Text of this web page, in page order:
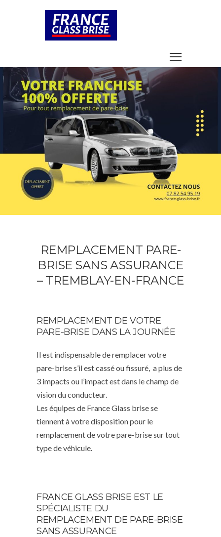
REMPLACEMENT PARE-
BRISE SANS ASSURANCE
– TREMBLAY-EN-FRANCE
REMPLACEMENT DE VOTRE
PARE-BRISE DANS LA JOURNÉE
Il est indispensable de remplacer votre
pare-brise s’il est cassé ou fissuré, a plus de
3 impacts ou l’impact est dans le champ de
vision du conducteur.
Les équipes de France Glass brise se
tiennent à votre disposition pour le
remplacement de votre pare-brise sur tout
type de véhicule.
FRANCE GLASS BRISE EST LE
SPÉCIALISTE DU
REMPLACEMENT DE PARE-BRISE
SANS ASSURANCE